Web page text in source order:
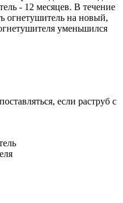
- 12 месяцев. В течение
огнетушитель на новый,
уменьшился
если раструб с